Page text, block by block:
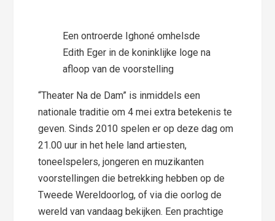
Een ontroerde Ighoné omhelsde
Edith Eger in de koninklijke loge na
afloop van de voorstelling
“Theater Na de Dam” is inmiddels een
nationale traditie om 4 mei extra betekenis te
geven. Sinds 2010 spelen er op deze dag om
21.00 uur in het hele land artiesten,
toneelspelers, jongeren en muzikanten
voorstellingen die betrekking hebben op de
Tweede Wereldoorlog, of via die oorlog de
wereld van vandaag bekijken. Een prachtige